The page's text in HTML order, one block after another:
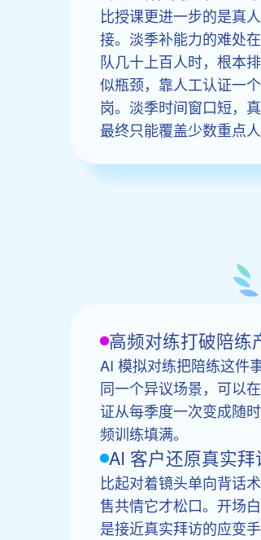
比授课更进一步的是真
接。淡季补能力的难处
队几十上百人时，根本
似瓶颈，靠人工认证一
岗。淡季时间窗口短，
最终只能覆盖少数重点人
高频对练打破陪练
AI 模拟对练把陪练这件
同一个异议场景，可以
证从每季度一次变成随
频训练填满。
AI 客户还原真实拜
比起对着镜头单向背话
售共情它才松口。开场
是接近真实拜访的应变